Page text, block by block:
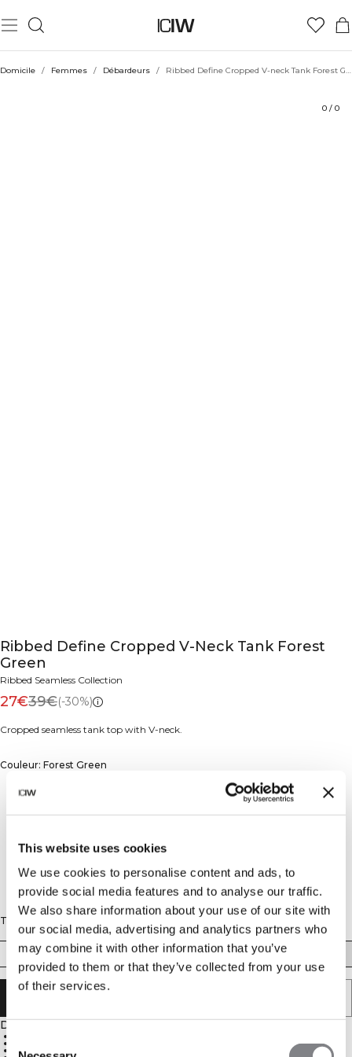
This website uses cookies
We use cookies to personalise content and ads, to
provide social media features and to analyse our traffic.
We also share information about your use of our site with
our social media, advertising and analytics partners who
may combine it with other information that you’ve
provided to them or that they’ve collected from your use
of their services.
Consent
Domicile / Femmes / Débardeurs / Ribbed Define Cropped V-neck Tank Forest Green
0 / 0
Ribbed Define Cropped V-Neck Tank Forest
Green
Ribbed Seamless Collection
27€39€(-30%)
Cropped seamless tank top with V-neck.
Couleur: Forest Green
Taille
XS S M L XL
Description
Stretchy and durable material